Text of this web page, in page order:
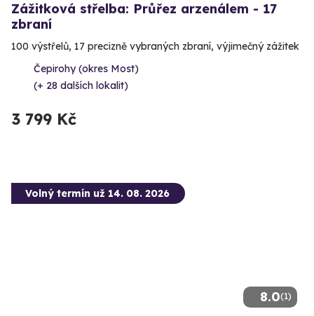
Zážitková střelba: Průřez arzenálem - 17
zbraní
100 výstřelů, 17 precizně vybraných zbraní, výjimečný zážitek
Čepirohy (okres Most)
(+ 28 dalších lokalit)
3 799 Kč
8.0(1)
Volný termín už 14. 08. 2026